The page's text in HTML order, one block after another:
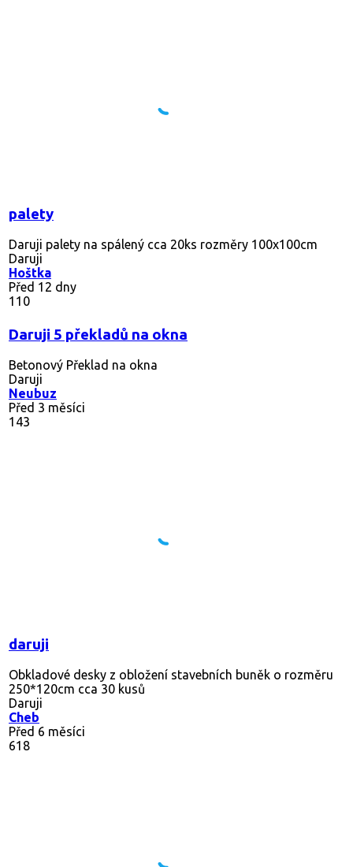
palety
Daruji palety na spálený cca 20ks rozměry 100x100cm
Daruji
Hoštka
Před 12 dny
110
Daruji 5 překladů na okna
Betonový Překlad na okna
Daruji
Neubuz
Před 3 měsíci
143
daruji
Obkladové desky z obložení stavebních buněk o rozměru
250*120cm cca 30 kusů
Daruji
Cheb
Před 6 měsíci
618